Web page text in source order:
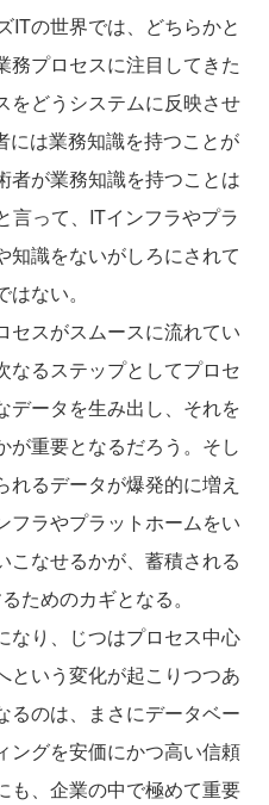
ITの世界では、どちらかと
務プロセスに注目してきた
をどうシステムに反映させ
には業務知識を持つことが
者が業務知識を持つことは
言って、ITインフラやプラ
知識をないがしろにされて
ない。
セスがスムースに流れてい
なるステップとしてプロセ
データを生み出し、それを
が重要となるだろう。そし
るデータが爆発的に増え
フラやプラットホームをい
こなせるかが、蓄積される
ためのカギとなる。
なり、じつはプロセス中心
という変化が起こりつつあ
るのは、まさにデータベー
ングを安価にかつ高い信頼
も、企業の中で極めて重要